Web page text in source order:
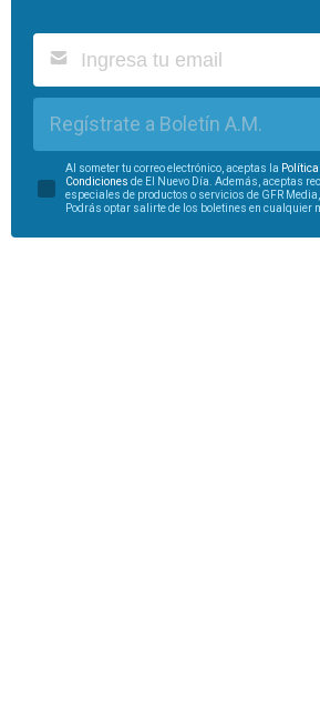
Regístrate a Boletín A.M.
Al someter tu correo electrónico, aceptas la
Condiciones de El Nuevo Día. Además, aceptas
especiales de productos o servicios de GFR
Podrás optar salirte de los boletines en cualquier